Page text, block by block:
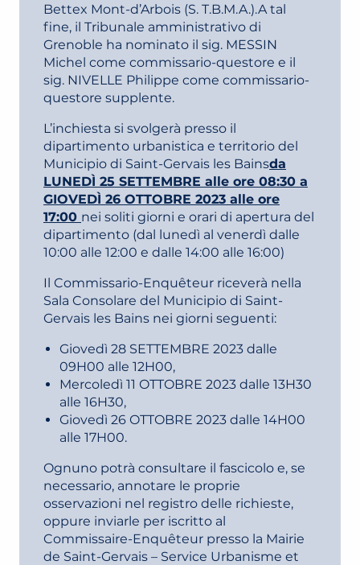
Bettex Mont-d’Arbois (S. T.B.M.A.).A tal
fine, il Tribunale amministrativo di
Grenoble ha nominato il sig. MESSIN
Michel come commissario-questore e il
sig. NIVELLE Philippe come commissario-
questore supplente.
L’inchiesta si svolgerà presso il
dipartimento urbanistica e territorio del
Municipio di Saint-Gervais les Bainsda
LUNEDÌ 25 SETTEMBRE alle ore 08:30 a
GIOVEDÌ 26 OTTOBRE 2023 alle ore
17:00 nei soliti giorni e orari di apertura del
dipartimento (dal lunedì al venerdì dalle
10:00 alle 12:00 e dalle 14:00 alle 16:00)
Il Commissario-Enquêteur riceverà nella
Sala Consolare del Municipio di Saint-
Gervais les Bains nei giorni seguenti:
Giovedì 28 SETTEMBRE 2023 dalle
09H00 alle 12H00,
Mercoledì 11 OTTOBRE 2023 dalle 13H30
alle 16H30,
Giovedì 26 OTTOBRE 2023 dalle 14H00
alle 17H00.
Ognuno potrà consultare il fascicolo e, se
necessario, annotare le proprie
osservazioni nel registro delle richieste,
oppure inviarle per iscritto al
Commissaire-Enquêteur presso la Mairie
de Saint-Gervais – Service Urbanisme et